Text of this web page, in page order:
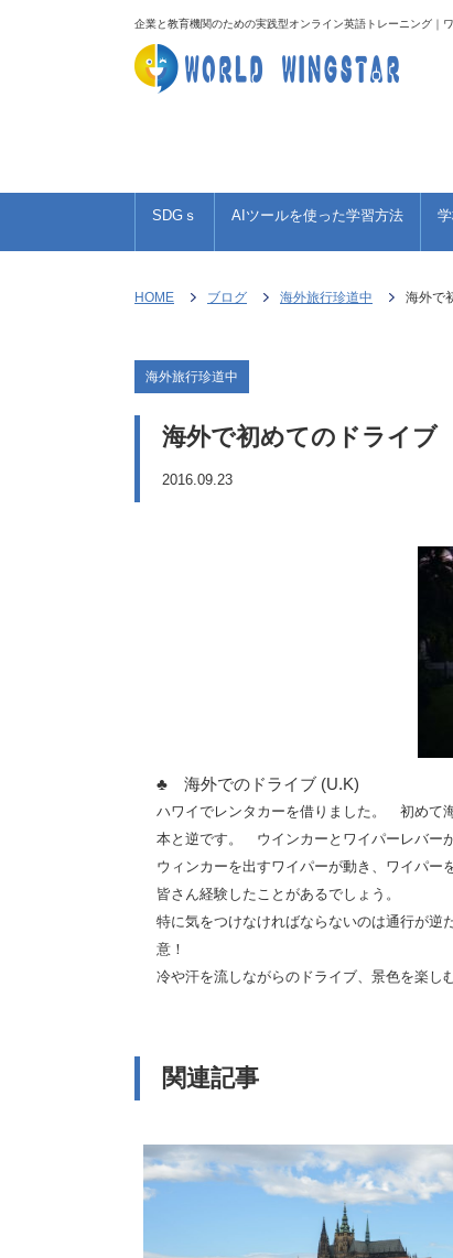
企業と教育機関のための実践型オンライン英語トレーニング｜
SDGｓ AIツールを使った学習方法
HOME ブログ 海外旅行珍道中 海外で
海外旅行珍道中
海外で初めてのドライブ
2016.09.23
♣ 海外でのドライブ (U.K)
ハワイでレンタカーを借りました。 初めて
本と逆です。 ウインカーとワイパーレバーが
ウィンカーを出すワイパーが動き、ワイパー
皆さん経験したことがあるでしょう。
特に気をつけなければならないのは通行が
意！
冷や汗を流しながらのドライブ、景色を楽し
関連記事